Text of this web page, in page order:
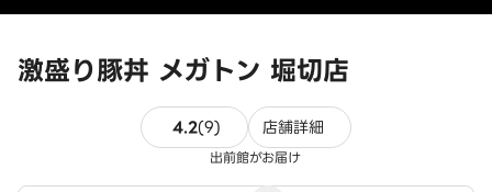
激盛り豚丼 メガトン 堀切店
4.2(9) 9件のレビュー
店舗詳細
出前館がお届け